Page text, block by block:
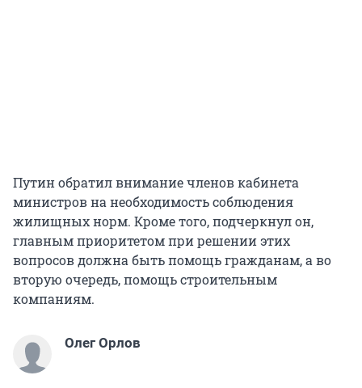
Путин обратил внимание членов кабинета
министров на необходимость соблюдения
жилищных норм. Кроме того, подчеркнул он,
главным приоритетом при решении этих
вопросов должна быть помощь гражданам, а во
вторую очередь, помощь строительным
компаниям.
Олег Орлов